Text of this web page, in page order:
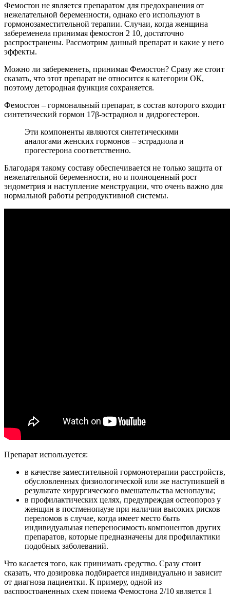
Фемостон не является препаратом для предохранения от
нежелательной беременности, однако его используют в
гормонозаместительной терапии. Случаи, когда женщина
забеременела принимая фемостон 2 10, достаточно
распространены. Рассмотрим данный препарат и какие у него
эффекты.
Можно ли забеременеть, принимая Фемостон? Сразу же стоит
сказать, что этот препарат не относится к категории ОК,
поэтому детородная функция сохраняется.
Фемостон – гормональный препарат, в состав которого входит
синтетический гормон 17β-эстрадиол и дидрогестерон.
Эти компоненты являются синтетическими
аналогами женских гормонов – эстрадиола и
прогестерона соответственно.
Благодаря такому составу обеспечивается не только защита от
нежелательной беременности, но и полноценный рост
эндометрия и наступление менструации, что очень важно для
нормальной работы репродуктивной системы.
Препарат используется:
в качестве заместительной гормонотерапии расстройств,
обусловленных физиологической или же наступившей в
результате хирургического вмешательства менопаузы;
в профилактических целях, предупреждая остеопороз у
женщин в постменопаузе при наличии высоких рисков
переломов в случае, когда имеет место быть
индивидуальная непереносимость компонентов других
препаратов, которые предназначены для профилактики
подобных заболеваний.
Что касается того, как принимать средство. Сразу стоит
сказать, что дозировка подбирается индивидуально и зависит
от диагноза пациентки. К примеру, одной из
распространенных схем приема Фемостона 2/10 является 1